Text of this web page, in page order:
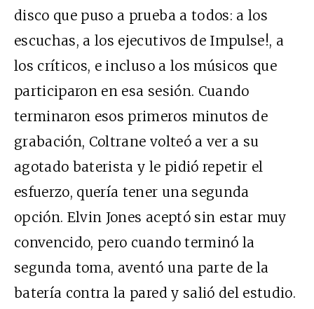
disco que puso a prueba a todos: a los
escuchas, a los ejecutivos de Impulse!, a
los críticos, e incluso a los músicos que
participaron en esa sesión. Cuando
terminaron esos primeros minutos de
grabación, Coltrane volteó a ver a su
agotado baterista y le pidió repetir el
esfuerzo, quería tener una segunda
opción. Elvin Jones aceptó sin estar muy
convencido, pero cuando terminó la
segunda toma, aventó una parte de la
batería contra la pared y salió del estudio.